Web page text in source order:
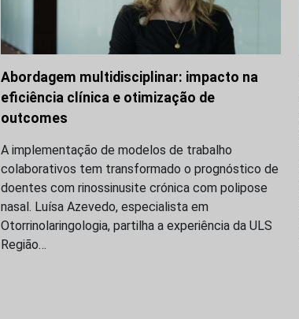
Abordagem multidisciplinar: impacto na
eficiência clínica e otimização de
outcomes
A implementação de modelos de trabalho
colaborativos tem transformado o prognóstico de
doentes com rinossinusite crónica com polipose
nasal. Luísa Azevedo, especialista em
Otorrinolaringologia, partilha a experiência da ULS
Região…